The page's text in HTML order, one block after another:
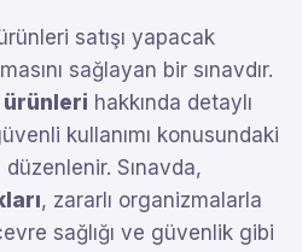
satışı yapacak
sağlayan bir sınavdır.
ürünleri hakkında detaylı
kullanımı konusundaki
Sınavda,
, zararlı organizmalarla
sağlığı ve güvenlik gibi